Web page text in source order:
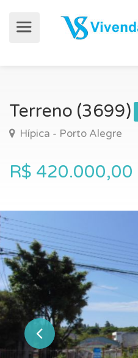
Terreno (3699)
Hípica - Porto Alegre
R$ 420.000,00